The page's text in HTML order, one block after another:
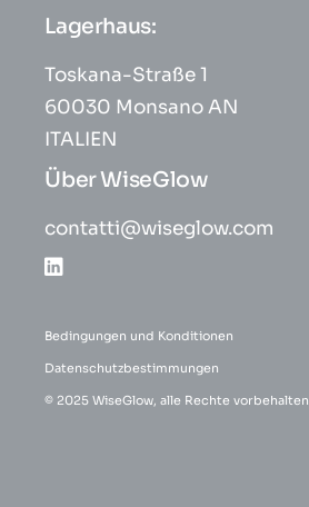
Lagerhaus:
Toskana-Straße 1
60030 Monsano AN
ITALIEN
Über WiseGlow
contatti@wiseglow.com
Bedingungen und Konditionen
Datenschutzbestimmungen
© 2025 WiseGlow, alle Rechte vorbehalten